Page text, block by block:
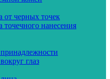
от черных точек
точечного нанесения
глаз